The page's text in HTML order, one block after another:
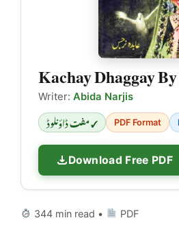
Kachay Dhaggay
Writer: Abida Narjis
✓ مفت ڈاؤنلوڈ PDF Format
Download Free PDF
344 min read • PDF